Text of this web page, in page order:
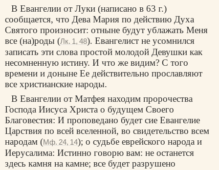
В Евангелии от Луки (написано в 63 г.)
сообщается, что Дева Мария по действию Духа
Святого произносит: отныне будут ублажать Меня
все (на)роды (Лк. 1, 48). Евангелист не усомнился
записать эти слова простой молодой Девушки как
несомненную истину. И что же видим? С того
времени и доныне Ее действительно прославляют
все христианские народы.
В Евангелии от Матфея находим пророчества
Господа Иисуса Христа о будущем Своего
Благовестия: И проповедано будет сие Евангелие
Царствия по всей вселенной, во свидетельство всем
народам (Мф. 24, 14); о судьбе еврейского народа и
Иерусалима: Истинно говорю вам: не останется
здесь камня на камне; все будет разрушено